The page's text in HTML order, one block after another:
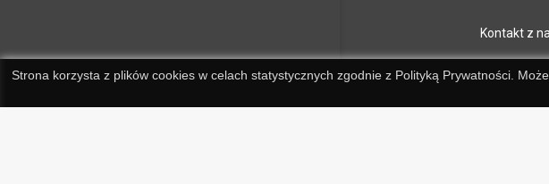
Kontakt z
Strona korzysta z plików cookies w celach statystycznych zgodnie z Polityką Prywatności.